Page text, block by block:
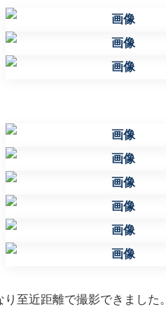
至近距離で撮影できました。